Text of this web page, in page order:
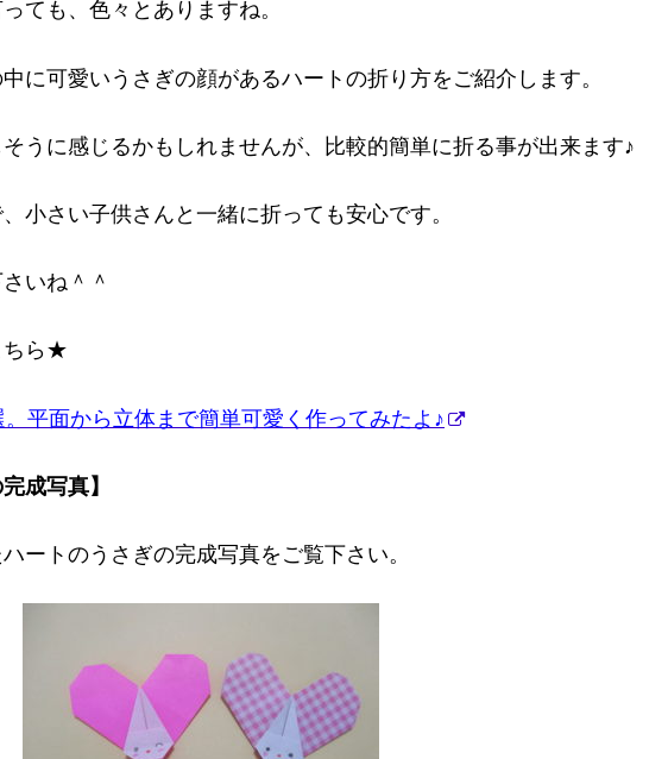
ても、色々とありますね。
に可愛いうさぎの顔があるハートの折り方をご紹介します。
うに感じるかもしれませんが、比較的簡単に折る事が出来ます♪
小さい子供さんと一緒に折っても安心です。
いね＾＾
ちら★
平面から立体まで簡単可愛く作ってみたよ♪
成写真】
ートのうさぎの完成写真をご覧下さい。